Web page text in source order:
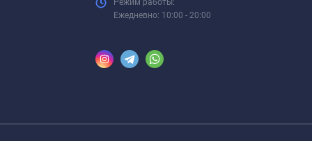
Режим работы:
Ежедневно: 10:00 - 20:00